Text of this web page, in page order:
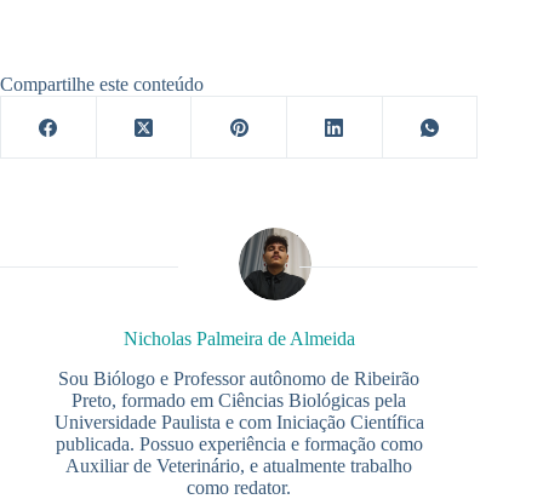
Compartilhe este conteúdo
Nicholas Palmeira de Almeida
Sou Biólogo e Professor autônomo de Ribeirão
Preto, formado em Ciências Biológicas pela
Universidade Paulista e com Iniciação Científica
publicada. Possuo experiência e formação como
Auxiliar de Veterinário, e atualmente trabalho
como redator.